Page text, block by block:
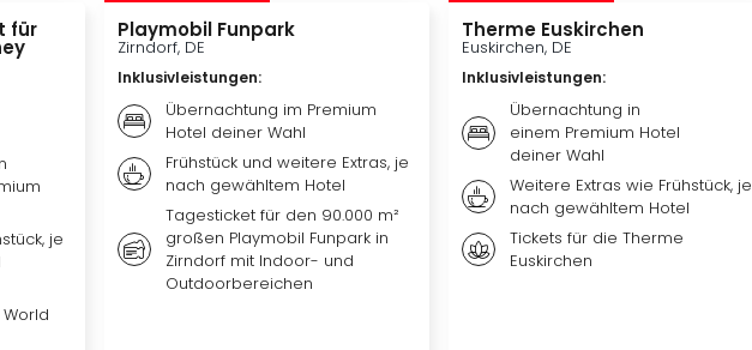
für
je
Playmobil Funpark
Zirndorf, DE
Inklusivleistungen:
Übernachtung im Premium
Hotel deiner Wahl
Frühstück und weitere Extras, je
nach gewähltem Hotel
Tagesticket für den 90.000 m²
großen Playmobil Funpark in
Zirndorf mit Indoor- und
Outdoorbereichen
Therme Euskirchen
Euskirchen, DE
Inklusivleistungen:
Übernachtung in
einem Premium Hotel
deiner Wahl
Weitere Extras wie Frühstück, je
nach gewähltem Hotel
Tickets für die Therme
Euskirchen